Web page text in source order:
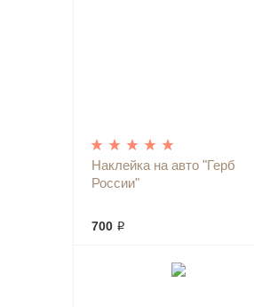
Наклейка на авто "Герб
России"
700 ₽